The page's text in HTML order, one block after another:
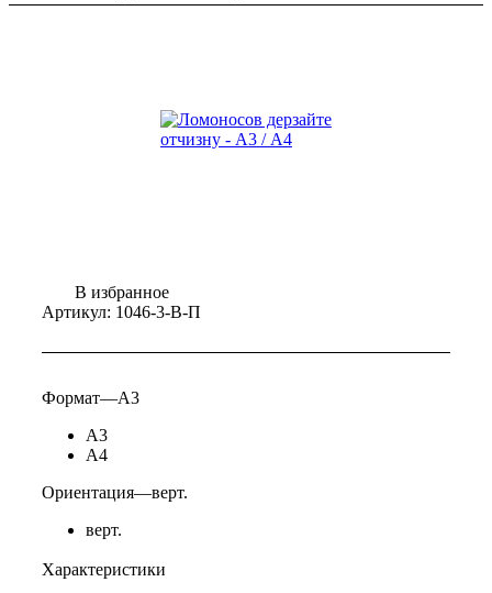
В избранное
Артикул: 1046-3-В-П
Формат—А3
А3
А4
Ориентация—верт.
верт.
Характеристики